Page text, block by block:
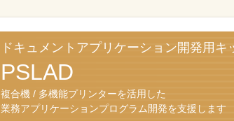
株式会社
ネ
ス
の
効
率
ドキュメントアプリケーション開発用キ
PSLAD
複合機 / 多機能プリンターを活用した
業務アプリケーションプログラム開発を支援します